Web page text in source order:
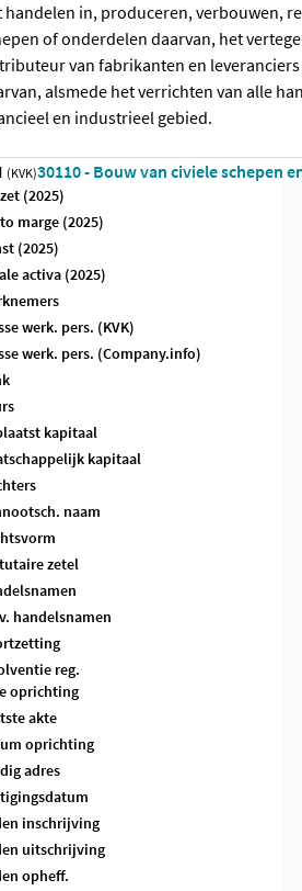
handelen in, produceren, verbouwen,
of onderdelen daarvan, het
van fabrikanten en
alsmede het verrichten van alle
en industrieel gebied.
(KVK)30110 - Bouw van civiele schepen
(2025)
marge (2025)
(2025)
activa (2025)
werk. pers. (KVK)
werk. pers. (Company.info)
kapitaal
kapitaal
naam
zetel
handelsnamen
reg.
oprichting
akte
oprichting
adres
inschrijving
uitschrijving
opheff.